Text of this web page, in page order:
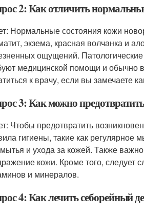
2: Как отличить
Нормальные состояния кожи
экзема, красная волчанка и
ощущений.
медицинской помощи и
к врачу, если вы замечаете
3: Как можно
Чтобы предотвратить
гигиены, такие как регулярное
и ухода за кожей. Также
кожи. Кроме того, следует
и минералов.
4: Как лечить себорейный